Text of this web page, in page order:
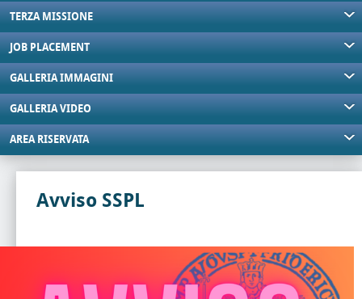
TERZA MISSIONE
JOB PLACEMENT
GALLERIA IMMAGINI
GALLERIA VIDEO
AREA RISERVATA
Avviso SSPL